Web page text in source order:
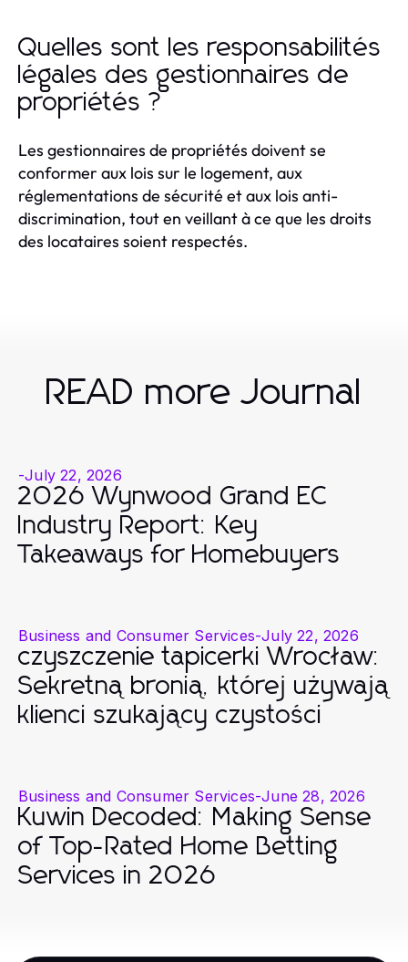
Quelles sont les responsabilités
légales des gestionnaires de
propriétés ?
Les gestionnaires de propriétés doivent se
conformer aux lois sur le logement, aux
réglementations de sécurité et aux lois anti-
discrimination, tout en veillant à ce que les droits
des locataires soient respectés.
READ more Journal
-July 22, 2026
2026 Wynwood Grand EC
Industry Report: Key
Takeaways for Homebuyers
Business and Consumer Services-July 22, 2026
czyszczenie tapicerki Wrocław:
Sekretną bronią, której używają
klienci szukający czystości
Business and Consumer Services-June 28, 2026
Kuwin Decoded: Making Sense
of Top-Rated Home Betting
Services in 2026